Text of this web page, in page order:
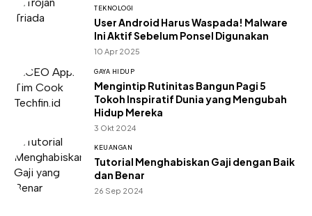
TEKNOLOGI
User Android Harus Waspada! Malware
Ini Aktif Sebelum Ponsel Digunakan
10 Apr 2025
GAYA HIDUP
Mengintip Rutinitas Bangun Pagi 5
Tokoh Inspiratif Dunia yang Mengubah
Hidup Mereka
3 Okt 2024
KEUANGAN
Tutorial Menghabiskan Gaji dengan Baik
dan Benar
26 Sep 2024